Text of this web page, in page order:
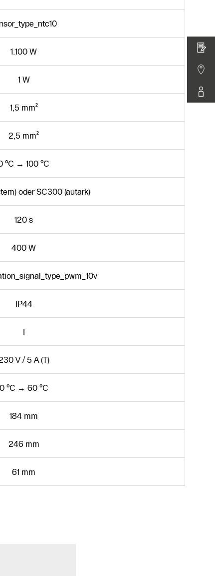
1.100 W
1 W
1,5 mm²
2,5 mm²
°C → 100 °C
oder SC300 (autark)
120 s
400 W
IP44
I
V / 5 A (T)
0 °C → 60 °C
184 mm
246 mm
61 mm